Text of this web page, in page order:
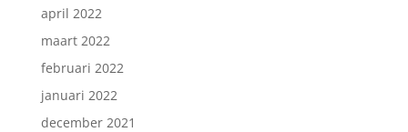
april 2022
maart 2022
februari 2022
januari 2022
december 2021